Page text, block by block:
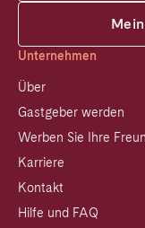
Unternehmen
Über
Gastgeber werden
Werben Sie Ihre
Karriere
Kontakt
Hilfe und FAQ